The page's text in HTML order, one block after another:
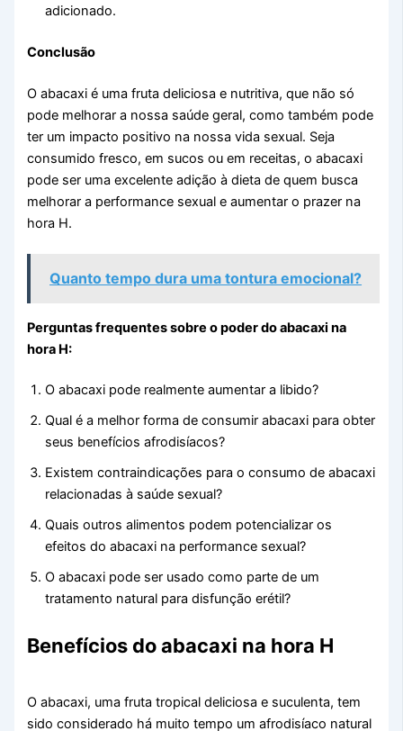
adicionado.
Conclusão
O abacaxi é uma fruta deliciosa e nutritiva, que não só
pode melhorar a nossa saúde geral, como também pode
ter um impacto positivo na nossa vida sexual. Seja
consumido fresco, em sucos ou em receitas, o abacaxi
pode ser uma excelente adição à dieta de quem busca
melhorar a performance sexual e aumentar o prazer na
hora H.
Quanto tempo dura uma tontura emocional?
Perguntas frequentes sobre o poder do abacaxi na
hora H:
O abacaxi pode realmente aumentar a libido?
Qual é a melhor forma de consumir abacaxi para obter
seus benefícios afrodisíacos?
Existem contraindicações para o consumo de abacaxi
relacionadas à saúde sexual?
Quais outros alimentos podem potencializar os
efeitos do abacaxi na performance sexual?
O abacaxi pode ser usado como parte de um
tratamento natural para disfunção erétil?
Benefícios do abacaxi na hora H
O abacaxi, uma fruta tropical deliciosa e suculenta, tem
sido considerado há muito tempo um afrodisíaco natural